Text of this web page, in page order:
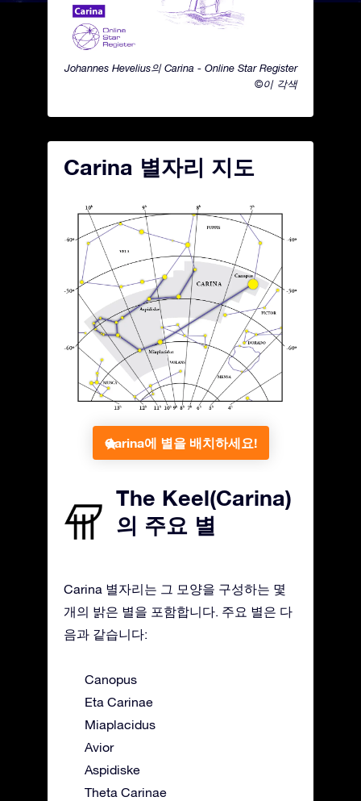
Johannes Hevelius의 Carina - Online Star Register
©이 각색
Carina 별자리 지도
Carina에 별을 배치하세요!
The Keel(Carina)
의 주요 별
Carina 별자리는 그 모양을 구성하는 몇
개의 밝은 별을 포함합니다. 주요 별은 다
음과 같습니다:
Canopus
Eta Carinae
Miaplacidus
Avior
Aspidiske
Theta Carinae